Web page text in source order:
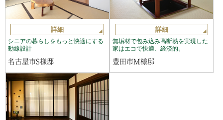
詳細
シニアの暮らしをもっと快適にする
動線設計
名古屋市S様邸
詳細
無垢材で包み込み高断熱を実現した
家はエコで快適、経済的。
豊田市M様邸